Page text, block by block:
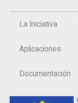
La Iniciativa
Aplicaciones
Documentación